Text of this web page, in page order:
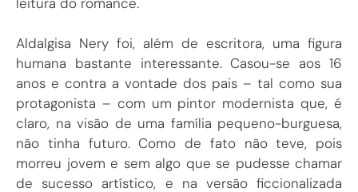
Aldalgisa Nery foi, além de escritora, uma figura
humana bastante interessante. Casou-se aos 16
anos e contra a vontade dos pais – tal como sua
protagonista – com um pintor modernista que, é
claro, na visão de uma família pequeno-burguesa,
não tinha futuro. Como de fato não teve, pois
morreu jovem e sem algo que se pudesse chamar
de sucesso artístico, e na versão ficcionalizada